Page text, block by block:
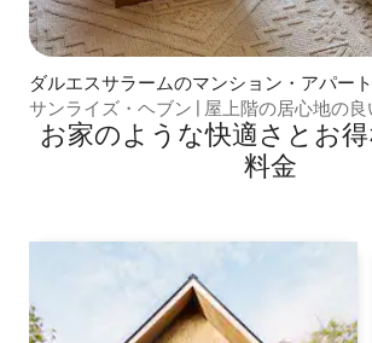
ダルエスサラームのマンション・アパート
サンライズ・ヘブン | 屋上階の居心地の良
お家のような快⁠適⁠さ⁠とお⁠
料⁠金